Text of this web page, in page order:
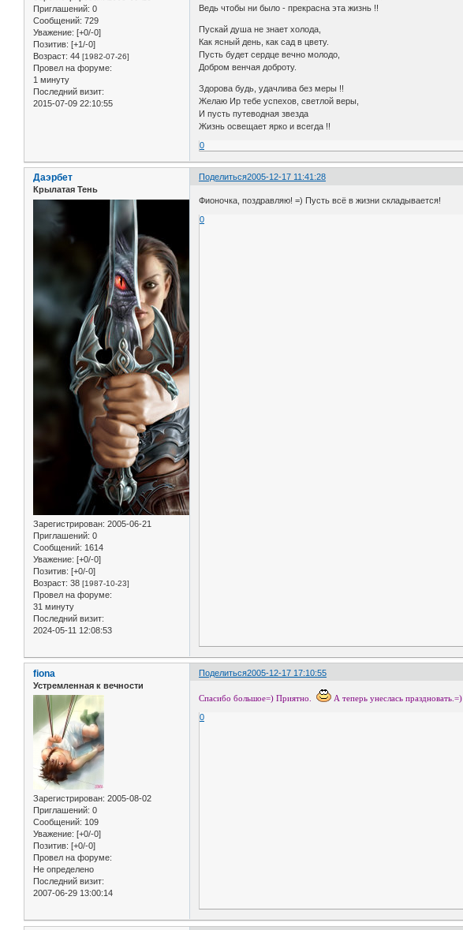
Приглашений: 0
Сообщений: 729
Уважение: [+0/-0]
Позитив: [+1/-0]
Возраст: 44 [1982-07-26]
Провел на форуме:
1 минуту
Последний визит:
2015-07-09 22:10:55
Ведь чтобы ни было - прекрасна эта жизнь !!
Пускай душа не знает холода,
Как ясный день, как сад в цвету.
Пусть будет сердце вечно молодо,
Добром венчая доброту.
Здорова будь, удачлива без меры !!
Желаю Ир тебе успехов, светлой веры,
И пусть путеводная звезда
Жизнь освещает ярко и всегда !!
0
Поделиться2005-12-17 11:41:28
Даэрбет
Крылатая Тень
Зарегистрирован: 2005-06-21
Приглашений: 0
Сообщений: 1614
Уважение: [+0/-0]
Позитив: [+0/-0]
Возраст: 38 [1987-10-23]
Провел на форуме:
31 минуту
Последний визит:
2024-05-11 12:08:53
Фионочка, поздравляю! =) Пусть всё в жизни складывается!
0
Поделиться2005-12-17 17:10:55
fiona
Устремленная к вечности
Зарегистрирован: 2005-08-02
Приглашений: 0
Сообщений: 109
Уважение: [+0/-0]
Позитив: [+0/-0]
Провел на форуме:
Не определено
Последний визит:
2007-06-29 13:00:14
Спасибо большое=) Приятно.
А теперь унеслась праздновать.=)
0